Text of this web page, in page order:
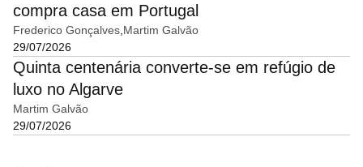
compra casa em Portugal
Frederico Gonçalves Martim Galvão
29/07/2026
Quinta centenária converte-se em refúgio de
luxo no Algarve
Martim Galvão
29/07/2026